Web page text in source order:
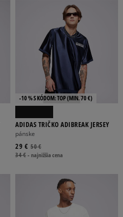
-10 % S KÓDOM: TOP (MIN. 70 €)
ADIDAS TRIČKO ADIBREAK JERSEY
pánske
50 €
29 €
34 €-najnižšia cena